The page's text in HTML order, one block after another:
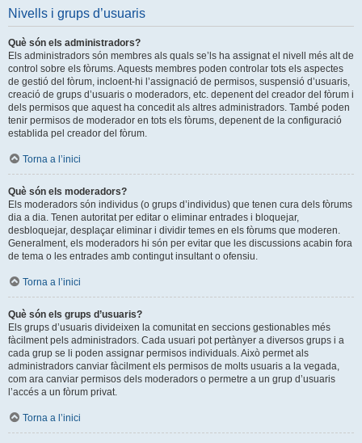
Nivells i grups d’usuaris
Què són els administradors?
Els administradors són membres als quals se’ls ha assignat el nivell més alt de
control sobre els fòrums. Aquests membres poden controlar tots els aspectes
de gestió del fòrum, incloent-hi l’assignació de permisos, suspensió d’usuaris,
creació de grups d’usuaris o moderadors, etc. depenent del creador del fòrum i
dels permisos que aquest ha concedit als altres administradors. També poden
tenir permisos de moderador en tots els fòrums, depenent de la configuració
establida pel creador del fòrum.
Torna a l’inici
Què són els moderadors?
Els moderadors són individus (o grups d’individus) que tenen cura dels fòrums
dia a dia. Tenen autoritat per editar o eliminar entrades i bloquejar,
desbloquejar, desplaçar eliminar i dividir temes en els fòrums que moderen.
Generalment, els moderadors hi són per evitar que les discussions acabin fora
de tema o les entrades amb contingut insultant o ofensiu.
Torna a l’inici
Què són els grups d’usuaris?
Els grups d’usuaris divideixen la comunitat en seccions gestionables més
fàcilment pels administradors. Cada usuari pot pertànyer a diversos grups i a
cada grup se li poden assignar permisos individuals. Això permet als
administradors canviar fàcilment els permisos de molts usuaris a la vegada,
com ara canviar permisos dels moderadors o permetre a un grup d’usuaris
l’accés a un fòrum privat.
Torna a l’inici